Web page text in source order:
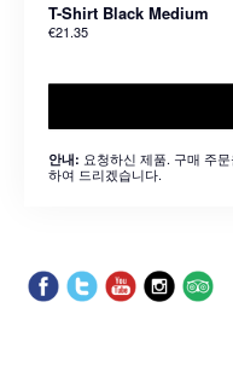
T-Shirt Black Medium
€21.35
안내: 요청하신 제품. 구매 주
하여 드리겠습니다.